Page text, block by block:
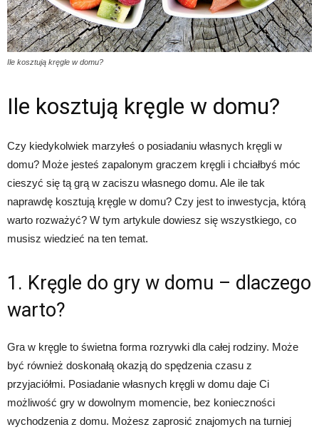
Ile kosztują kręgle w domu?
Ile kosztują kręgle w domu?
Czy kiedykolwiek marzyłeś o posiadaniu własnych kręgli w
domu? Może jesteś zapalonym graczem kręgli i chciałbyś móc
cieszyć się tą grą w zaciszu własnego domu. Ale ile tak
naprawdę kosztują kręgle w domu? Czy jest to inwestycja, którą
warto rozważyć? W tym artykule dowiesz się wszystkiego, co
musisz wiedzieć na ten temat.
1. Kręgle do gry w domu – dlaczego
warto?
Gra w kręgle to świetna forma rozrywki dla całej rodziny. Może
być również doskonałą okazją do spędzenia czasu z
przyjaciółmi. Posiadanie własnych kręgli w domu daje Ci
możliwość gry w dowolnym momencie, bez konieczności
wychodzenia z domu. Możesz zaprosić znajomych na turniej